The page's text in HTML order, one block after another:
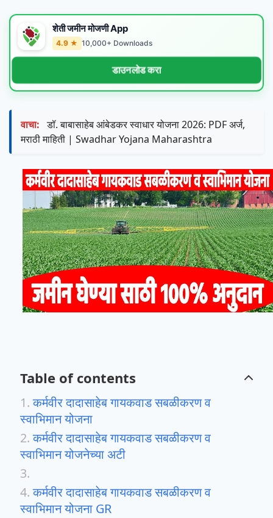
शेती जमीन मोजणी App
4.9 ★ 10,000+ Downloads
डाउनलोड करा
वाचा: डॉ. बाबासाहेब आंबेडकर स्वाधार योजना 2026: PDF अर्ज,
मराठी माहिती | Swadhar Yojana Maharashtra
Table of contents
कर्मवीर दादासाहेब गायकवाड सबळीकरण व
स्वाभिमान योजना
कर्मवीर दादासाहेब गायकवाड सबळीकरण व
स्वाभिमान योजनेच्या अटी
कर्मवीर दादासाहेब गायकवाड सबळीकरण व
स्वाभिमान योजना GR